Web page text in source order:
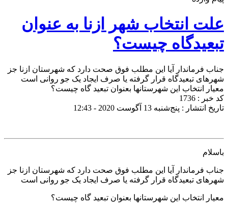
علت انتخاب شهر ازنا به عنوان
تبعیدگاه چیست؟
جناب فرماندار آیا این مطلب فوق صحت دارد که شهرستان ازنا جز
شهرهای تبعیدگاه قرار گرفته یا صرف ایجاد یک جو روانی است
معیار انتخاب این شهرستانها بعنوان تبعید گاه چیست؟
کد خبر : 1736
تاریخ انتشار : پنج‌شنبه 13 آگوست 2020 - 12:43
باسلام
جناب فرماندار آیا این مطلب فوق صحت دارد که شهرستان ازنا جز
شهرهای تبعیدگاه قرار گرفته یا صرف ایجاد یک جو روانی است
معیار انتخاب این شهرستانها بعنوان تبعید گاه چیست؟